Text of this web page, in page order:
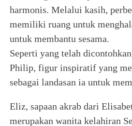
harmonis. Melalui kasih,
memiliki ruang untuk
untuk membantu sesama.
Seperti yang telah
Philip, figur inspiratif yang
sebagai landasan ia untuk
Eliz, sapaan akrab dari
merupakan wanita kelahiran